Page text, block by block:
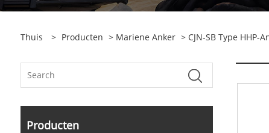
Thuis > Producten > Mariene Anker > CJN-SB Type HHP-
Producten